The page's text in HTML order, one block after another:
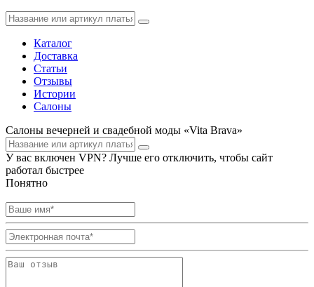
Каталог
Доставка
Статьи
Отзывы
Истории
Салоны
Салоны вечерней и свадебной моды «Vita Brava»
У вас включен VPN? Лучше его отключить, чтобы сайт
работал быстрее
Понятно